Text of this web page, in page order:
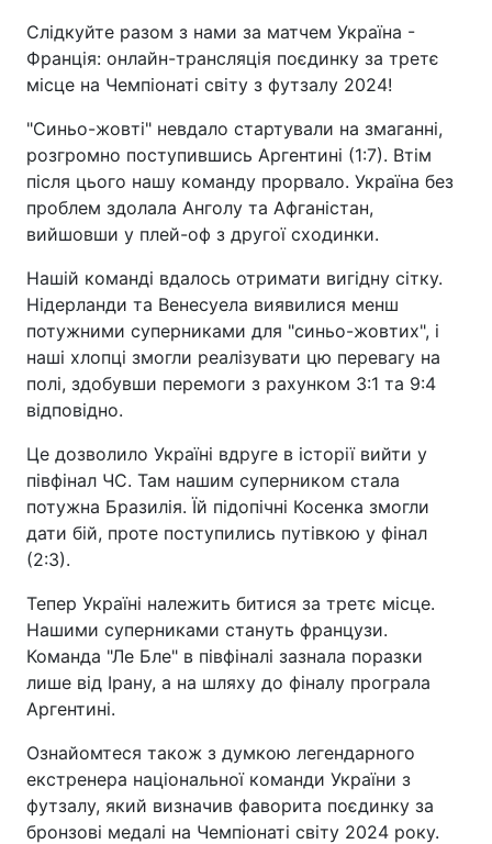
Слідкуйте разом з нами за матчем Україна -
Франція: онлайн-трансляція поєдинку за третє
місце на Чемпіонаті світу з футзалу 2024!
"Синьо-жовті" невдало стартували на змаганні,
розгромно поступившись Аргентині (1:7). Втім
після цього нашу команду прорвало. Україна без
проблем здолала Анголу та Афганістан,
вийшовши у плей-оф з другої сходинки.
Нашій команді вдалось отримати вигідну сітку.
Нідерланди та Венесуела виявилися менш
потужними суперниками для "синьо-жовтих", і
наші хлопці змогли реалізувати цю перевагу на
полі, здобувши перемоги з рахунком 3:1 та 9:4
відповідно.
Це дозволило Україні вдруге в історії вийти у
півфінал ЧС. Там нашим суперником стала
потужна Бразилія. Їй підопічні Косенка змогли
дати бій, проте поступились путівкою у фінал
(2:3).
Тепер Україні належить битися за третє місце.
Нашими суперниками стануть французи.
Команда "Ле Бле" в півфіналі зазнала поразки
лише від Ірану, а на шляху до фіналу програла
Аргентині.
Ознайомтеся також з думкою легендарного
екстренера національної команди України з
футзалу, який визначив фаворита поєдинку за
бронзові медалі на Чемпіонаті світу 2024 року.